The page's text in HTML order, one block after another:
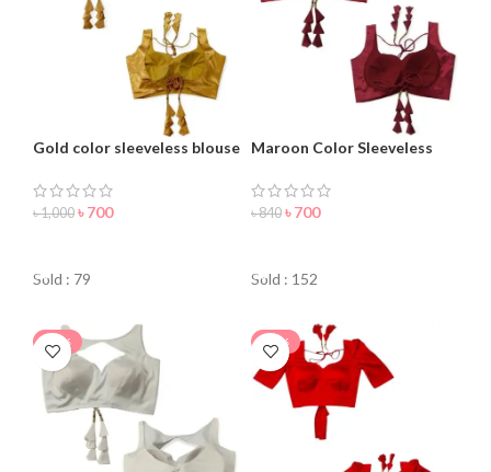
Gold color sleeveless blouse
৳1,000 ৳700
Sold : 79
Maroon Color Sleeveless
৳840 ৳700
Sold : 152
-36% -30%